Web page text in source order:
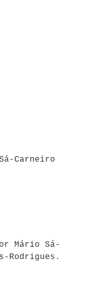
Carneiro
Mário Sá-
Rodrigues.